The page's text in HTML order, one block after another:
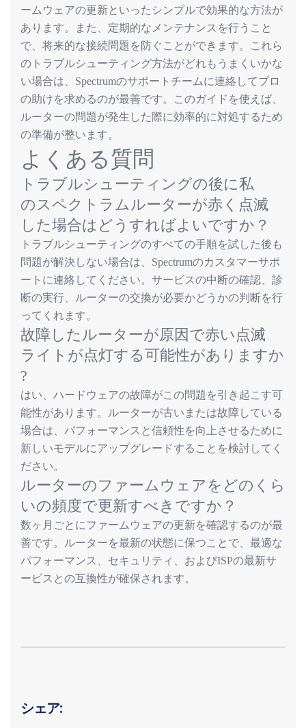
ームウェアの更新といったシンプルで効果的な方法が
あります。また、定期的なメンテナンスを行うこと
で、将来的な接続問題を防ぐことができます。これら
のトラブルシューティング方法がどれもうまくいかな
い場合は、
Spectrumのサポートチームに連絡してプロ
の助けを求めるのが最善です。このガイドを使えば、
ルーターの問題が発生した際に効率的に対処するため
の準備が整います。
よくある質問
トラブルシューティングの後に私
のスペクトラムルーターが赤 く 点滅
した場合はどうすればよいですか ？
トラブルシューティングのすべての手順を試した後も
問題が解決しない場合は、
Spectrumのカスタマーサポ
ートに連絡してください。サービスの中断の確認、診
断の実行、ルーターの交換が必要かどうかの判断を行
ってくれます。
故障したルーターが原因 で赤い 点滅
ライトが点灯する可能性がありますか
?
はい、ハードウェアの故障がこの問題を引き起こす可
能性があります。ルーターが古いまたは故障している
場合は、パフォーマンスと信頼性を向上させるために
新しいモデルにアップグレードすることを検討してく
ださい。
ルーターのファームウェアをどのくら
いの頻度で更新すべきですか？
数ヶ月ごとにファームウェアの更新を確認するのが最
善です。ルーターを最新の状態に保つことで、最適な
パフォーマンス、セキュリティ、およびISPの最新サ
ービスとの互換性が確保されます。
シェア: